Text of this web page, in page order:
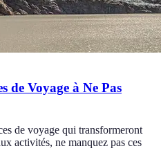
de Voyage à Ne Pas
de voyage qui transformeront
activités, ne manquez pas ces